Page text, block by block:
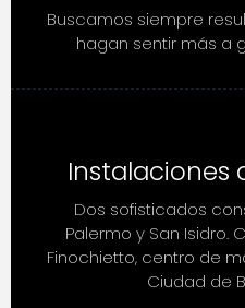
Buscamos siempre
hagan sentir más a
Instalaciones
Dos sofisticados
Palermo y San Isidro.
Finochietto, centro de
Ciudad de